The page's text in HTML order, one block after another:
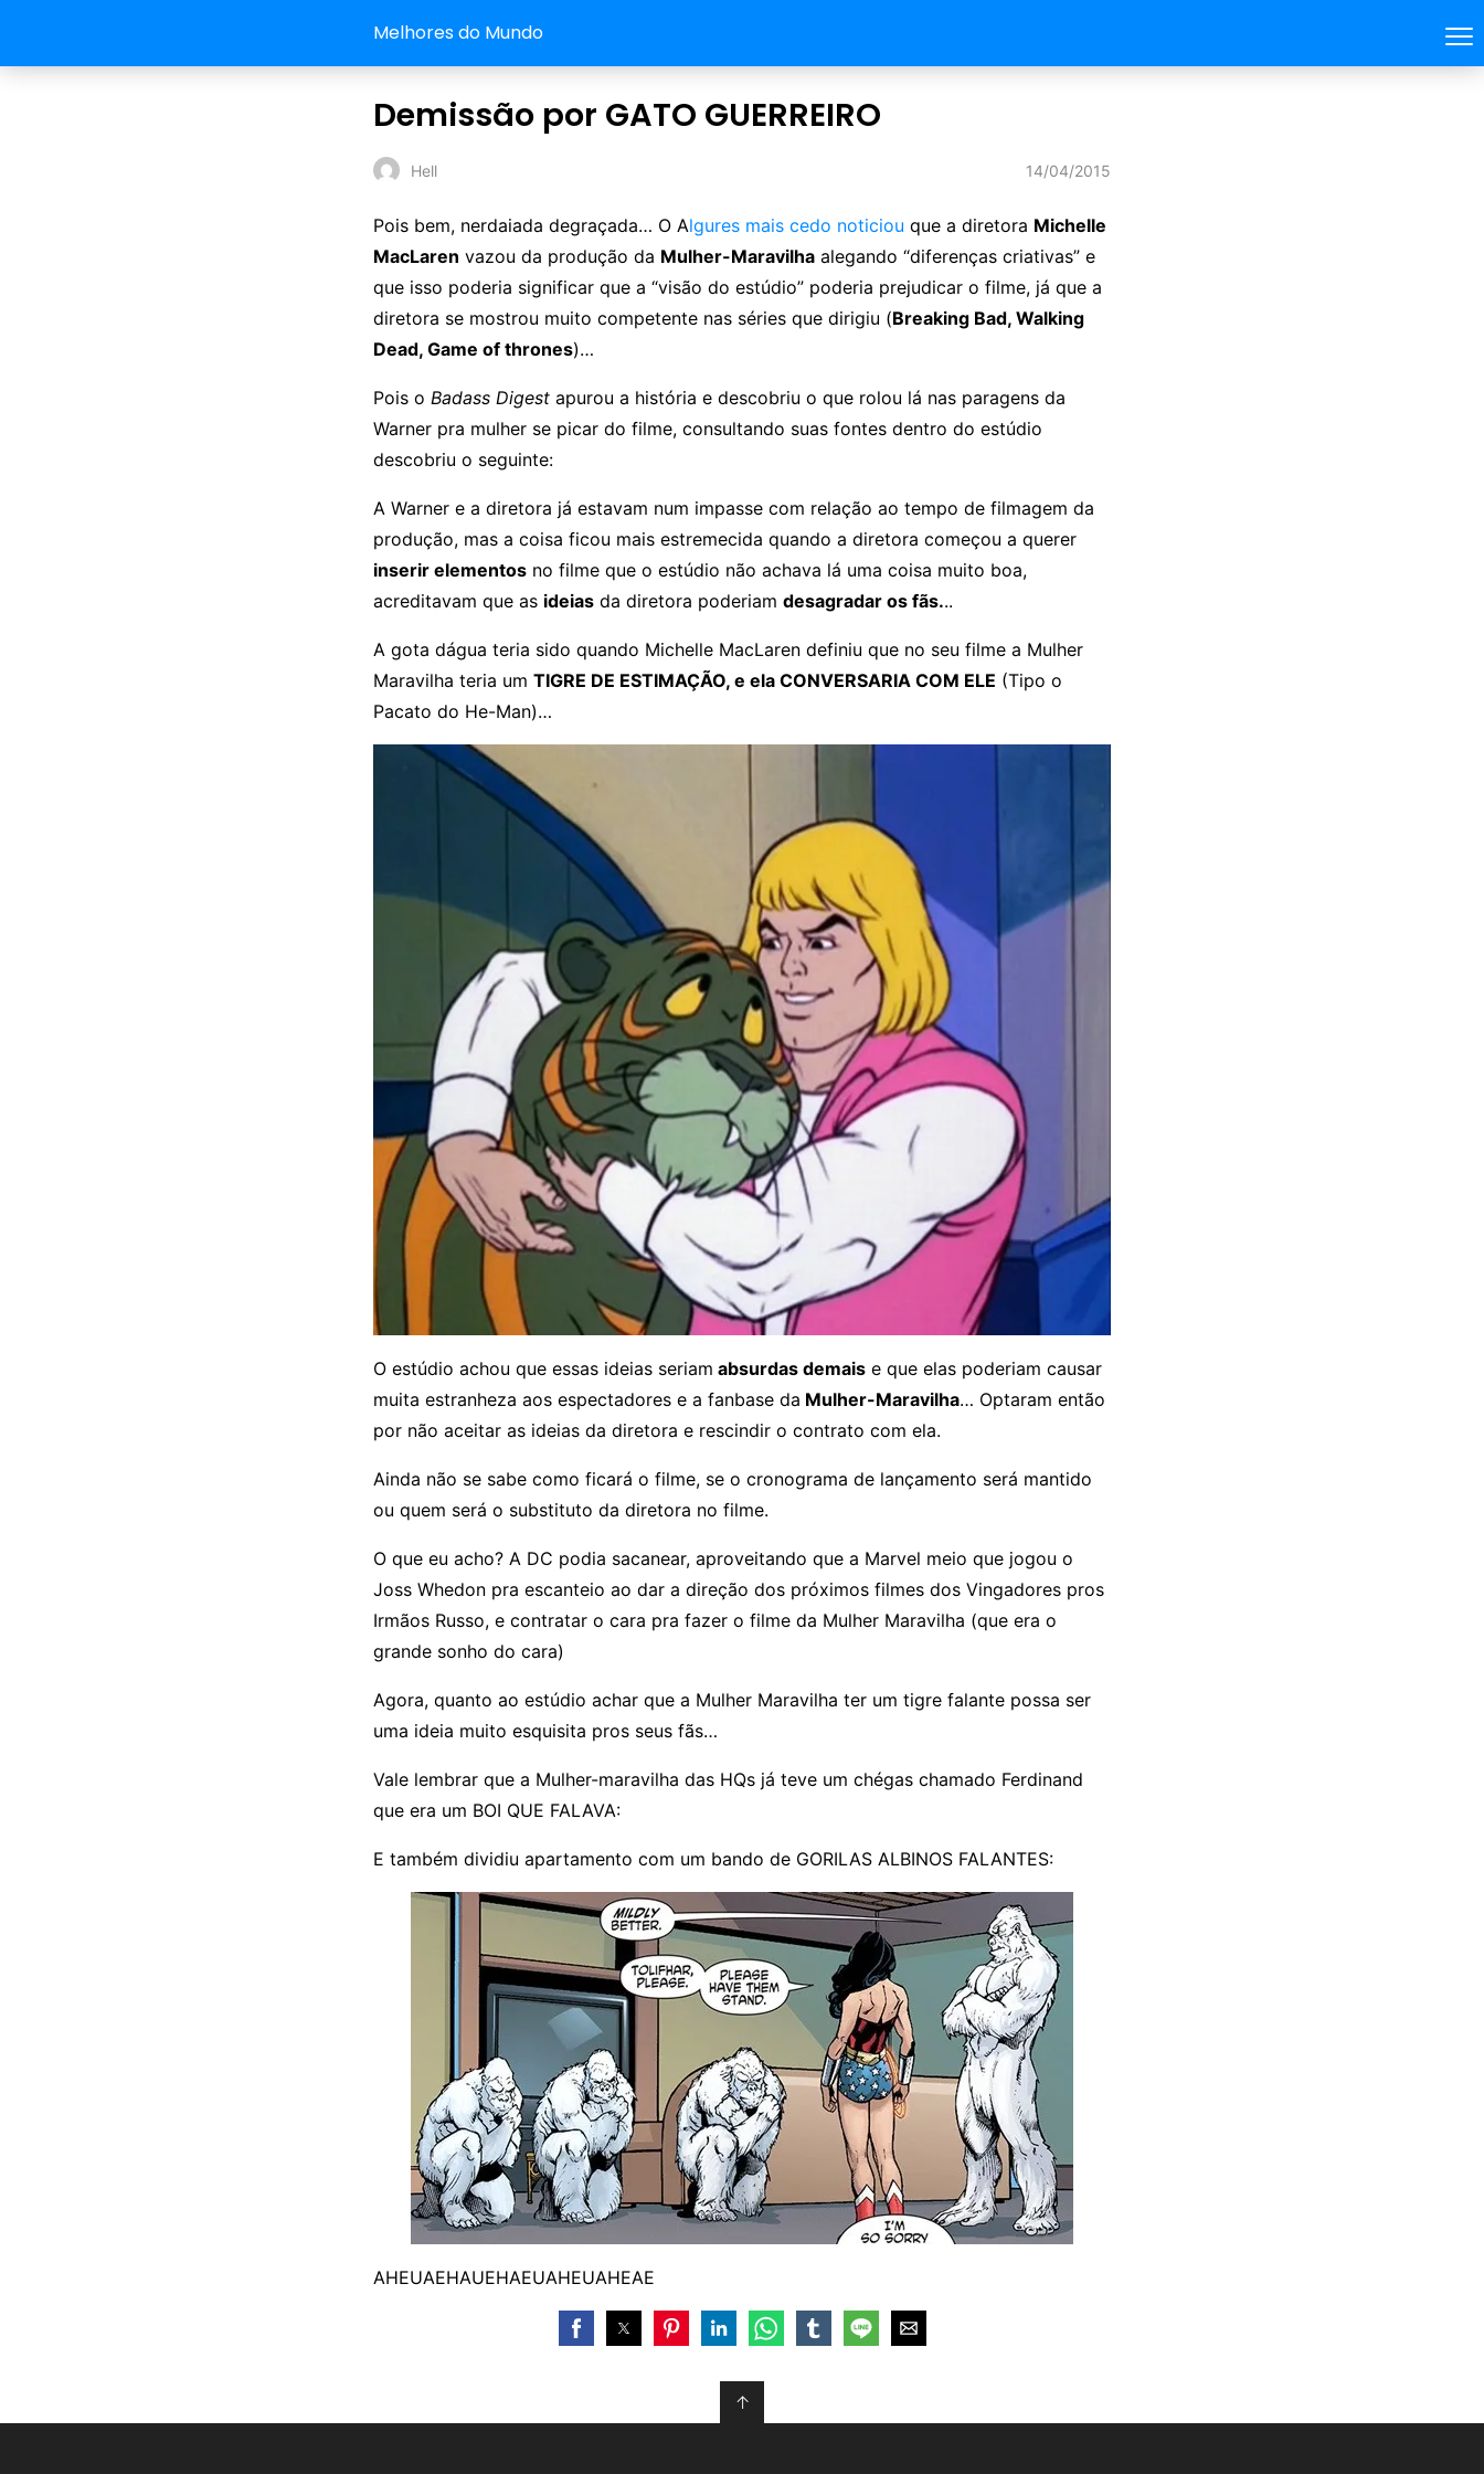
Melhores do Mundo
Demissão por GATO GUERREIRO
Hell 14/04/2015
Pois bem, nerdaiada degraçada… O Algures mais cedo noticiou que a diretora Michelle
MacLaren vazou da produção da Mulher-Maravilha alegando “diferenças criativas” e
que isso poderia significar que a “visão do estúdio” poderia prejudicar o filme, já que a
diretora se mostrou muito competente nas séries que dirigiu (Breaking Bad, Walking
Dead, Game of thrones)…
Pois o Badass Digest apurou a história e descobriu o que rolou lá nas paragens da
Warner pra mulher se picar do filme, consultando suas fontes dentro do estúdio
descobriu o seguinte:
A Warner e a diretora já estavam num impasse com relação ao tempo de filmagem da
produção, mas a coisa ficou mais estremecida quando a diretora começou a querer
inserir elementos no filme que o estúdio não achava lá uma coisa muito boa,
acreditavam que as ideias da diretora poderiam desagradar os fãs...
A gota dágua teria sido quando Michelle MacLaren definiu que no seu filme a Mulher
Maravilha teria um TIGRE DE ESTIMAÇÃO, e ela CONVERSARIA COM ELE (Tipo o
Pacato do He-Man)…
O estúdio achou que essas ideias seriam absurdas demais e que elas poderiam causar
muita estranheza aos espectadores e a fanbase da Mulher-Maravilha… Optaram então
por não aceitar as ideias da diretora e rescindir o contrato com ela.
Ainda não se sabe como ficará o filme, se o cronograma de lançamento será mantido
ou quem será o substituto da diretora no filme.
O que eu acho? A DC podia sacanear, aproveitando que a Marvel meio que jogou o
Joss Whedon pra escanteio ao dar a direção dos próximos filmes dos Vingadores pros
Irmãos Russo, e contratar o cara pra fazer o filme da Mulher Maravilha (que era o
grande sonho do cara)
Agora, quanto ao estúdio achar que a Mulher Maravilha ter um tigre falante possa ser
uma ideia muito esquisita pros seus fãs…
Vale lembrar que a Mulher-maravilha das HQs já teve um chégas chamado Ferdinand
que era um BOI QUE FALAVA:
E também dividiu apartamento com um bando de GORILAS ALBINOS FALANTES:
AHEUAEHAUEHAEUAHEUAHEAE
↑